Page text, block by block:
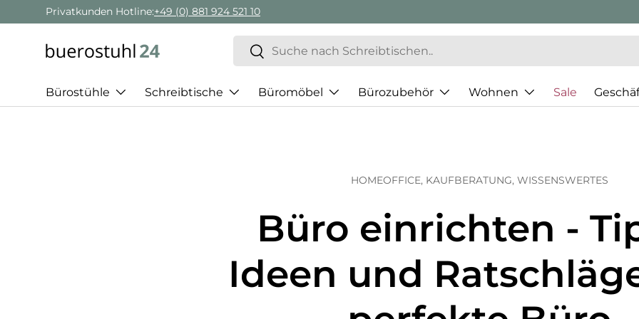
Direkt zum Inhalt
Privatkunden Hotline:+49 (0) 881 924 521 10
Suchen
Suchen
Bürostühle Schreibtische Büromöbel Bürozubehör Wohnen Sale
HOMEOFFICE, KAUFBERATUNG, WISSENSWERTES
Büro einrichten -
Ideen und